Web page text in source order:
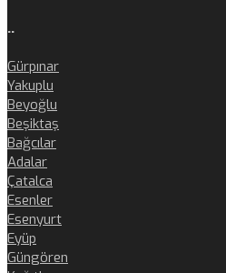
..
Gürpınar
Yakuplu
Beyoğlu
Beşiktaş
Bağcılar
Adalar
Çatalca
Esenler
Esenyurt
Eyüp
Güngören